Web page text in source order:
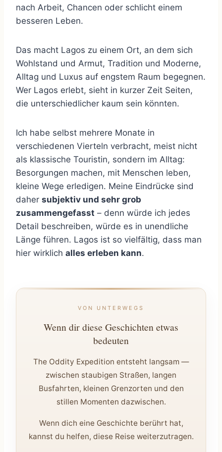
nach Arbeit, Chancen oder schlicht einem
besseren Leben.
Das macht Lagos zu einem Ort, an dem sich
Wohlstand und Armut, Tradition und Moderne,
Alltag und Luxus auf engstem Raum begegnen.
Wer Lagos erlebt, sieht in kurzer Zeit Seiten,
die unterschiedlicher kaum sein könnten.
Ich habe selbst mehrere Monate in
verschiedenen Vierteln verbracht, meist nicht
als klassische Touristin, sondern im Alltag:
Besorgungen machen, mit Menschen leben,
kleine Wege erledigen. Meine Eindrücke sind
daher subjektiv und sehr grob
zusammengefasst – denn würde ich jedes
Detail beschreiben, würde es in unendliche
Länge führen. Lagos ist so vielfältig, dass man
hier wirklich alles erleben kann.
VON UNTERWEGS
Wenn dir diese Geschichten etwas
bedeuten
The Oddity Expedition entsteht langsam —
zwischen staubigen Straßen, langen
Busfahrten, kleinen Grenzorten und den
stillen Momenten dazwischen.
Wenn dich eine Geschichte berührt hat,
kannst du helfen, diese Reise weiterzutragen.